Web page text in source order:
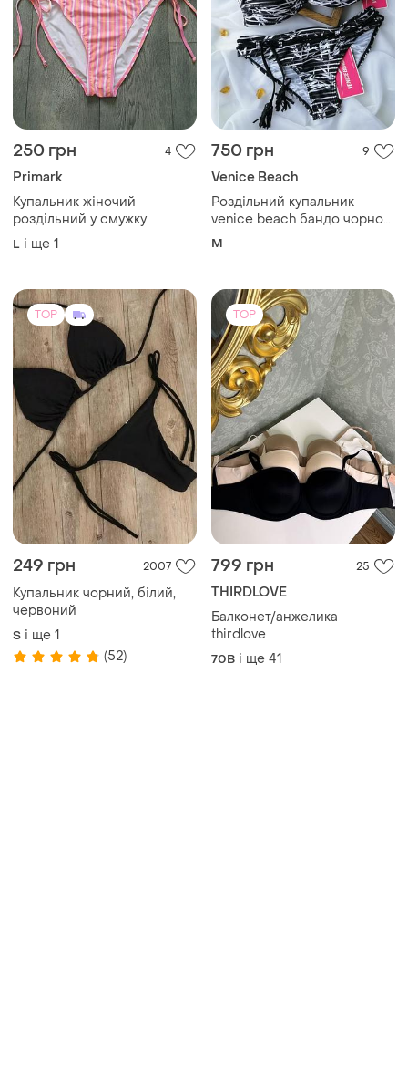
250 грн 4
Primark
Купальник жіночий
роздільний у смужку
L і ще 1
750 грн 9
Venice Beach
Роздільний купальник
venice beach бандо чорно
M
TOP
249 грн 2007
Купальник чорний, білий,
червоний
S і ще 1
(52)
TOP
799 грн 25
THIRDLOVE
Балконет/анжелика
thirdlove
70B і ще 41